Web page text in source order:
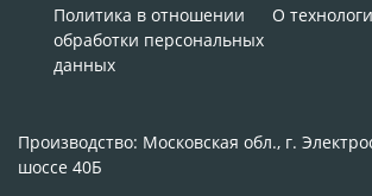
Политика в отношении
обработки персональных
данных
О
Производство: Московская обл., г.
шоссе 40Б